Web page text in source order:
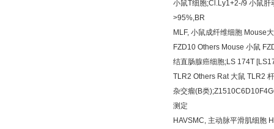
小鼠T细胞;Cl.Ly1+2-/9 小鼠肝
>95%,BR
MLF, 小鼠成纤维细胞 Mouse
FZD10 Others Mouse 小鼠
结直肠腺癌细胞;LS 174T
TLR2 Others Rat 大鼠 TLR2
杂交瘤(B类
测定
HAVSMC, 主动脉平滑肌细胞